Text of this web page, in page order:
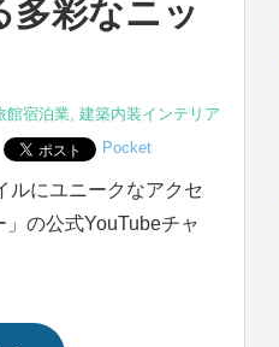
多彩なニッ
館宿泊業, 建築内装インテリア
Pocket
ルにユニークなアクセ
の公式YouTubeチャ